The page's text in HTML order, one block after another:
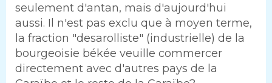
seulement d'antan, mais d'aujourd'hui
aussi. Il n'est pas exclu que à moyen terme,
la fraction "desarolliste" (industrielle) de la
bourgeoisie békée veuille commercer
directement avec d'autres pays de la